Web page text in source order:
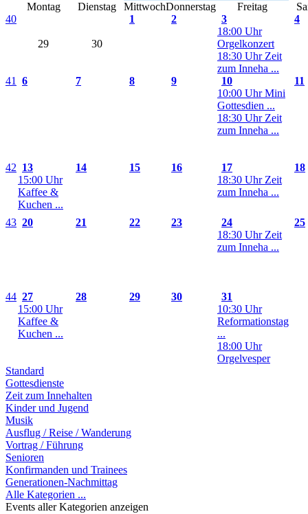
Montag
Dienstag MittwochDonnerstag Freitag
40
29 30
1 2
3
18:00 Uhr
Orgelkonzert
18:30 Uhr Zeit
zum Inneha ...
4
41 6 7 8 9
10
10:00 Uhr Mini
Gottesdien ...
18:30 Uhr Zeit
zum Inneha ...
11
42 13
15:00 Uhr
Kaffee &
Kuchen ...
14 15 16
17
18:30 Uhr Zeit
zum Inneha ...
18
43 20 21 22 23
24
18:30 Uhr Zeit
zum Inneha ...
25
44 27
15:00 Uhr
Kaffee &
Kuchen ...
28 29 30
31
10:30 Uhr
Reformationstag
...
18:00 Uhr
Orgelvesper
Standard
Gottesdienste
Zeit zum Innehalten
Kinder und Jugend
Musik
Ausflug / Reise / Wanderung
Vortrag / Führung
Senioren
Konfirmanden und Trainees
Generationen-Nachmittag
Alle Kategorien ...
Events aller Kategorien anzeigen